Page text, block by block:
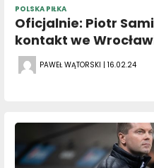
POLSKA PIŁKA
Oficjalnie: Piotr
kontakt we
PAWEŁ WĄTORSKI | 16.02.24